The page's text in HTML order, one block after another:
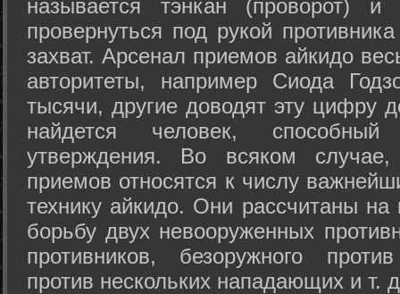
называется тэнкан (проворот)
провернуться под рукой
захват. Арсенал приемов айкидо
авторитеты, например Сиода
тысячи, другие доводят эту цифру
найдется человек,
утверждения. Во всяком
приемов относятся к числу
технику айкидо. Они рассчитаны
борьбу двух невооруженных
противников, безоружного
против нескольких нападающих и т.